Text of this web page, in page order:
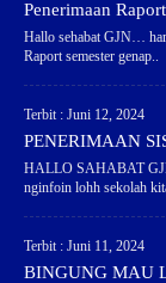
Penerimaan Raport
Hallo sehabat GJN…
Raport semester genap..
Terbit : Juni 12, 2024
PENERIMAAN
HALLO SAHABAT
nginfoin lohh sekolah
Terbit : Juni 11, 2024
BINGUNG MAU